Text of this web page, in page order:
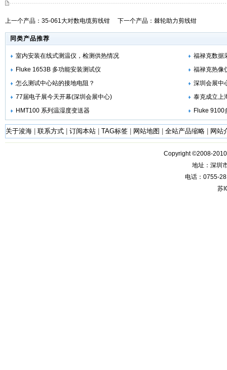
上一个产品： 35-061大对数电缆剪线钳 下一个产品： 棘轮助力剪线钳
同类产品推荐
室内安装在线式测温仪，检测供热情况
福禄克数据
Fluke 1653B 多功能安装测试仪
福禄克热像
怎么测试中心站的接地电阻？
深圳会展中
77届电子展今天开幕(深圳会展中心)
泰克成立上
HMT100 系列温湿度变送器
Fluke 9100
关于浚海 联系方式 订阅本站 TAG标签 网站地图 全站产品缩略 网站
Copyright ©2008-
地址：深圳
电话：0755-
苏